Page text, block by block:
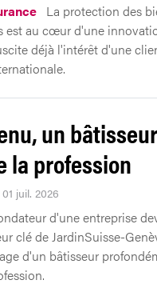
La protection des
est au cœur d'une
déjà l'intérêt d'une
un
la profession
juil. 2026
d'une entreprise
clé de JardinSuisse-
d'un bâtisseur